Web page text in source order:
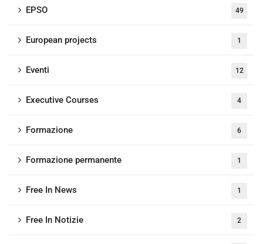
EPSO 49
European projects 1
Eventi 12
Executive Courses 4
Formazione 6
Formazione permanente 1
Free In News 1
Free In Notizie 2